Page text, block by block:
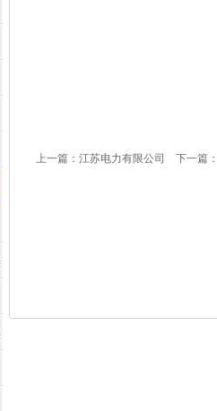
上一篇： 江苏电力有限公司 下一篇